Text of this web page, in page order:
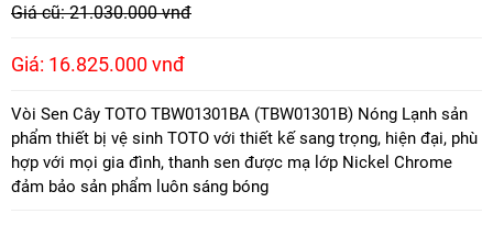
Giá cũ: 21.030.000 vnđ
Giá: 16.825.000 vnđ
Vòi Sen Cây TOTO TBW01301BA (TBW01301B) Nóng Lạnh sản
phẩm thiết bị vệ sinh TOTO với thiết kế sang trọng, hiện đại, phù
hợp với mọi gia đình, thanh sen được mạ lớp Nickel Chrome
đảm bảo sản phẩm luôn sáng bóng